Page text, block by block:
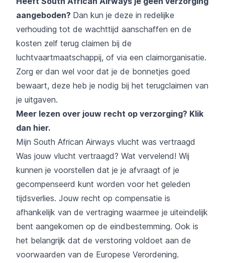
aangeboden? Dan kun je deze in redelijke
verhouding tot de wachttijd aanschaffen en de
kosten zelf terug claimen bij de
luchtvaartmaatschappij, of via een claimorganisatie.
Zorg er dan wel voor dat je de bonnetjes goed
bewaart, deze heb je nodig bij het terugclaimen van
je uitgaven.
Meer lezen over jouw recht op verzorging? Klik
dan hier.
Mijn South African Airways vlucht was vertraagd
Was jouw vlucht vertraagd? Wat vervelend! Wij
kunnen je voorstellen dat je je afvraagt of je
gecompenseerd kunt worden voor het geleden
tijdsverlies. Jouw recht op compensatie is
afhankelijk van de vertraging waarmee je uiteindelijk
bent aangekomen op de eindbestemming. Ook is
het belangrijk dat de verstoring voldoet aan de
voorwaarden van de Europese Verordening.